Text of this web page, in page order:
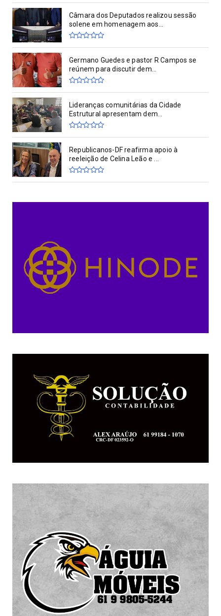
Câmara dos Deputados realizou sessão
solene em homenagem aos...
Germano Guedes e pastor R Campos se
reúnem para discutir dem...
Lideranças comunitárias da Cidade
Estrutural apresentam dem...
Republicanos-DF reafirma apoio à
reeleição de Celina Leão e ...